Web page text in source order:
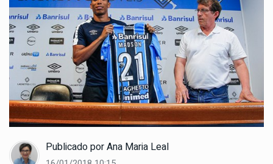
Publicado porAna Maria Leal